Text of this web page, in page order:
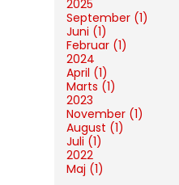
2025
September (1)
Juni (1)
Februar (1)
2024
April (1)
Marts (1)
2023
November (1)
August (1)
Juli (1)
2022
Maj (1)